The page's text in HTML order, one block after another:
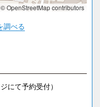
© OpenStreetMap contributors
調べる
にて予約受付）